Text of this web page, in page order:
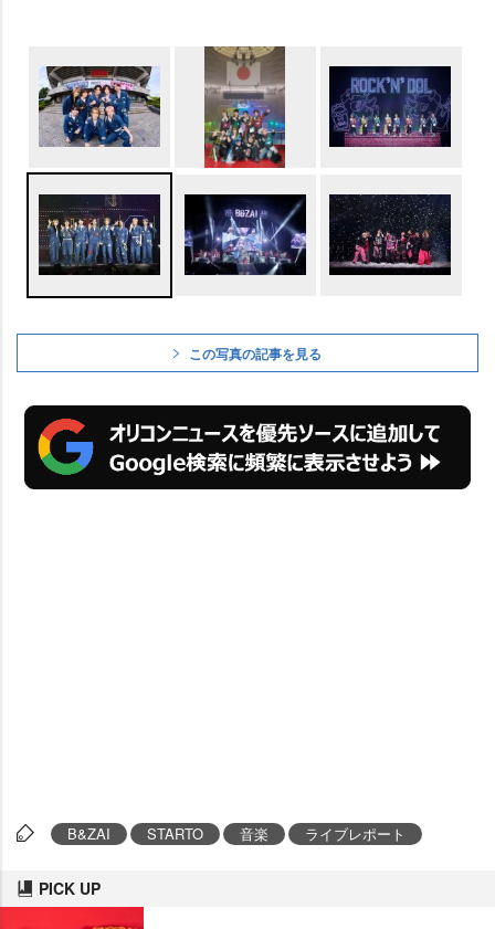
この写真の記事を見る
B&ZAI STARTO 音楽 ライブレポート
PICK UP